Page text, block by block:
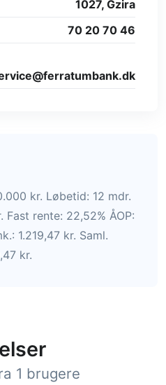
1027, Gzira
70 20 70 46
kr. Løbetid: 12 mdr.
rente: 22,52% ÅOP:
1.219,47 kr. Saml.
kr.
1 brugere